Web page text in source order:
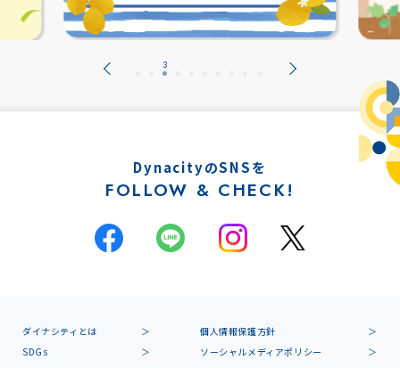
DynacityのSNSを
FOLLOW & CHECK!
ダイナシティとは
個人情報保護方針
SDGs
ソーシャルメディアポリシー